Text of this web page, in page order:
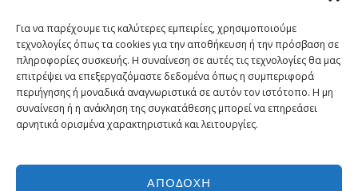
Για να παρέχουμε τις καλύτερες εμπειρίες, χρησιμοποιούμε
τεχνολογίες όπως τα cookies για την αποθήκευση ή την πρόσβαση σε
πληροφορίες συσκευής. Η συναίνεση σε αυτές τις τεχνολογίες θα μας
επιτρέψει να επεξεργαζόμαστε δεδομένα όπως η συμπεριφορά
περιήγησης ή μοναδικά αναγνωριστικά σε αυτόν τον ιστότοπο. Η μη
συναίνεση ή η ανάκληση της συγκατάθεσης μπορεί να επηρεάσει
αρνητικά ορισμένα χαρακτηριστικά και λειτουργίες.
ΑΠΟΔΟΧΉ
Εγγυημένα η χαμηλότερη τιμή
Έμπειροι Ταξιδιωτικοί σύμβουλοι